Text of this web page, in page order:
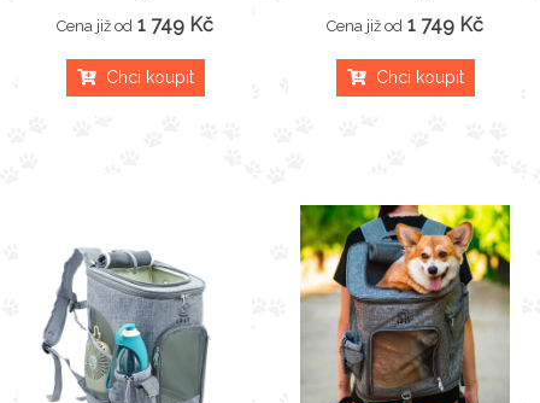
Cena již od 1 749 Kč
Chci koupit
Cena již od 1 749 Kč
Chci koupit